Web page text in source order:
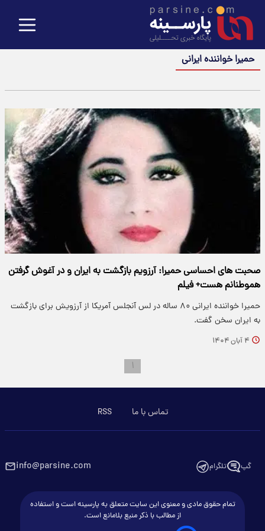
حمیرا خواننده ایرانی
صحبت های احساسی حمیرا: آرزویم بازگشت به ایران و در آغوش گرفتن
هموطنانم هست+ فیلم
حمیرا خواننده ایرانی ۸۰ ساله در لس آنجلس آمریکا از آرزویش برای بازگشت
به ایران سخن گفت.
۴ آبان ۱۴۰۴
۱
تماس با ما RSS
گپ تلگرام info@parsine.com
تمام حقوق مادی و معنوی این سایت متعلق به پارسینه است و استفاده
از مطالب با ذکر منبع بلامانع است.